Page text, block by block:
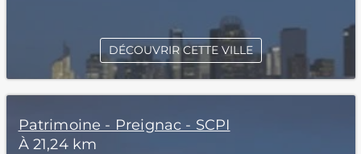
DÉCOUVRIR CETTE VILLE
Patrimoine - Preignac - SCPI
À 21,24 km